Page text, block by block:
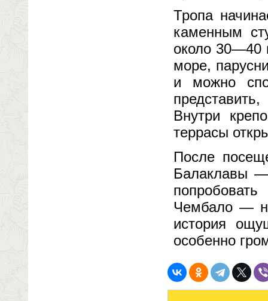
Тропа
каменным
около 30—40
море,
и можно
Внутри
террасы
После
Балаклавы —
Чембало —
история
особенно